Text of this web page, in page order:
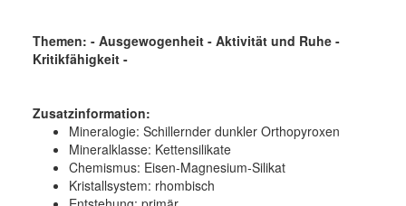
Themen: - Ausgewogenheit - Aktivität und Ruhe -
Kritikfähigkeit -
Zusatzinformation:
Mineralogie: Schillernder dunkler Orthopyroxen
Mineralklasse: Kettensilikate
Chemismus: Eisen-Magnesium-Silikat
Kristallsystem: rhombisch